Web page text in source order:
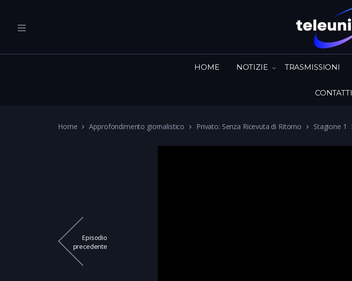
HOME NOTIZIE TRASMISSIONI
CONTATTI
Home Approfondimento giornalistico Privato: Senza Ricevuta di Ritorno Stagione 1
Episodio
precedente